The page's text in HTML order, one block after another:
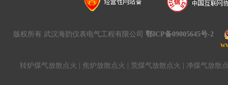
版权所有 武汉海韵仪表电气工程有限公司 鄂ICP备09005645号-2
转炉煤气放散点火 焦炉放散点火 荒煤气放散点火 净煤气放散